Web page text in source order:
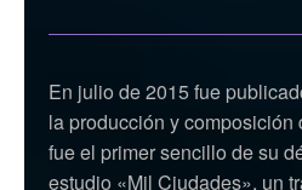
En julio de 2015 fue
la producción y composición
fue el primer sencillo de su
estudio «Mil Ciudades», un